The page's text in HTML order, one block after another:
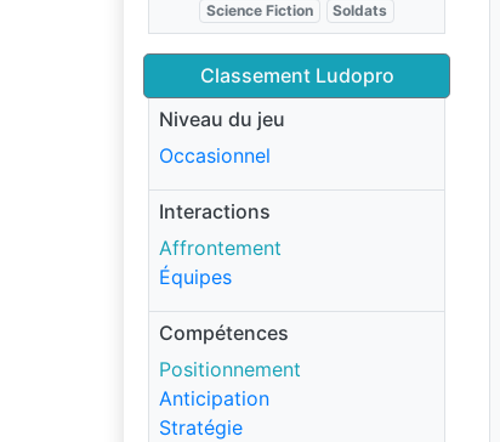
Science Fiction
Soldats
Classement Ludopro
Niveau du jeu
Occasionnel
Interactions
Affrontement
Équipes
Compétences
Positionnement
Anticipation
Stratégie